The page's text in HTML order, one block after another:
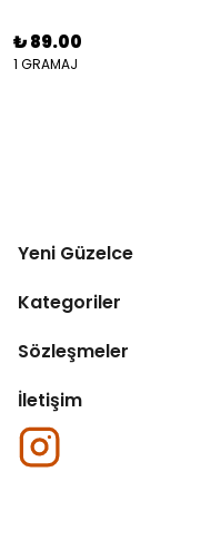
₺ 89.00
1 GRAMAJ
Yeni Güzelce
Kategoriler
Sözleşmeler
İletişim